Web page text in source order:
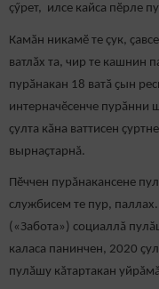
çӳрет, илсе кайса пӗрле
Камӑн никамӗ те çук,
ватлӑх та, чир те кашнин
пурӑнакан 18 ватӑ ҫын
интерначӗсенче пурӑнни
ҫулта кӑна ваттисен
вырнаҫтарнă.
Пӗччен пурăнакансене
службисем те пур,
(«Забота») социаллă
каласа панинчен, 2020
пулӑшу кăтартакан